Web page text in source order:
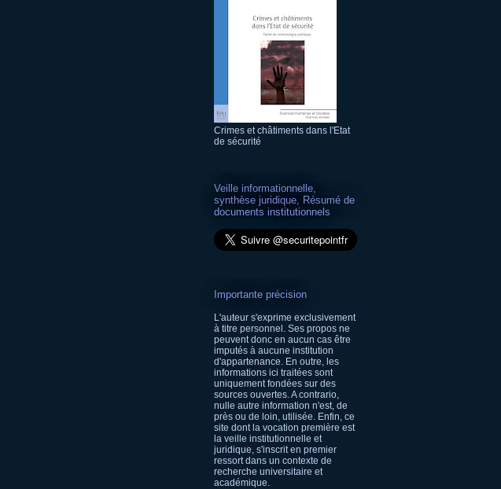
Crimes et châtiments dans l'Etat
de sécurité
Veille informationnelle,
synthèse juridique, Résumé de
documents institutionnels
Importante précision
L'auteur s'exprime exclusivement
à titre personnel. Ses propos ne
peuvent donc en aucun cas être
imputés à aucune institution
d'appartenance. En outre, les
informations ici traitées sont
uniquement fondées sur des
sources ouvertes. A contrario,
nulle autre information n'est, de
près ou de loin, utilisée. Enfin, ce
site dont la vocation première est
la veille institutionnelle et
juridique, s'inscrit en premier
ressort dans un contexte de
recherche universitaire et
académique.